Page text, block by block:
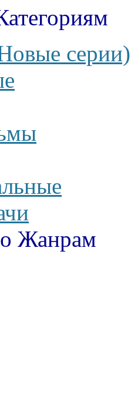
серии)
Жанрам